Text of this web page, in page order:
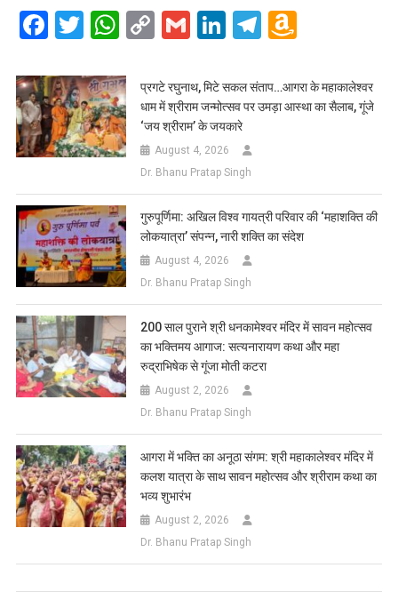
Facebook
Twitter
WhatsApp
CopyGmailLinkedIn
Telegram
List
प्रगटे रघुनाथ, मिटे सकल संताप…आगरा के महाकालेश्वर
धाम में श्रीराम जन्मोत्सव पर उमड़ा आस्था का सैलाब, गूंजे
‘जय श्रीराम’ के जयकारे
August 4, 2026
Dr. Bhanu Pratap Singh
गुरुपूर्णिमा: अखिल विश्व गायत्री परिवार की ‘महाशक्ति की
लोकयात्रा’ संपन्न, नारी शक्ति का संदेश
August 4, 2026
Dr. Bhanu Pratap Singh
200 साल पुराने श्री धनकामेश्वर मंदिर में सावन महोत्सव
का भक्तिमय आगाज: सत्यनारायण कथा और महा
रुद्राभिषेक से गूंजा मोती कटरा
August 2, 2026
Dr. Bhanu Pratap Singh
आगरा में भक्ति का अनूठा संगम: श्री महाकालेश्वर मंदिर में
कलश यात्रा के साथ सावन महोत्सव और श्रीराम कथा का
भव्य शुभारंभ
August 2, 2026
Dr. Bhanu Pratap Singh